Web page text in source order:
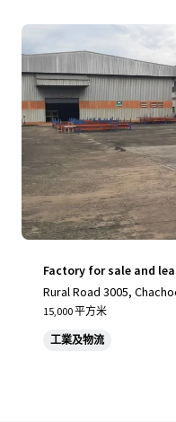
Factory for sale and
Rural Road 3005,
15,000 平方米
工業及物流